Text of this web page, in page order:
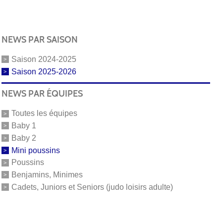
NEWS PAR SAISON
Saison 2024-2025
Saison 2025-2026
NEWS PAR ÉQUIPES
Toutes les équipes
Baby 1
Baby 2
Mini poussins
Poussins
Benjamins, Minimes
Cadets, Juniors et Seniors (judo loisirs adulte)